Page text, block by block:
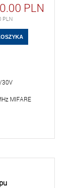
PLN
PLN
30V
MIFARE